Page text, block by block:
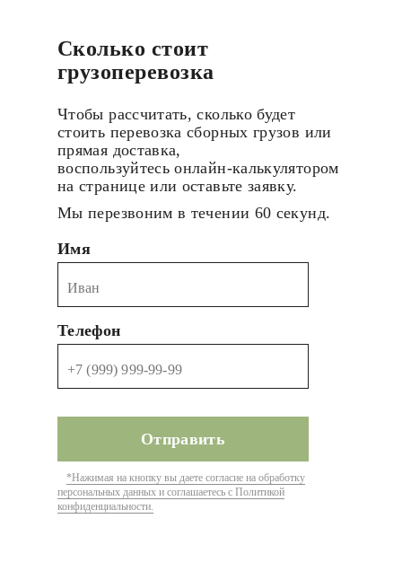
Сколько стоит
грузоперевозка
Чтобы рассчитать, сколько будет
стоить перевозка сборных грузов или
прямая доставка,
воспользуйтесь онлайн-калькулятором
на странице или оставьте заявку.
Мы перезвоним в течении 60 секунд.
Имя
Телефон
*Нажимая на кнопку вы даете согласие на обработку
персональных данных и соглашаетесь с Политикой
конфиденциальности.